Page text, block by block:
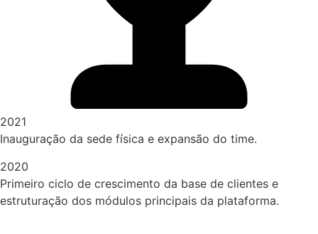
2021
Inauguração da sede física e expansão do time.
2020
Primeiro ciclo de crescimento da base de clientes e
estruturação dos módulos principais da plataforma.